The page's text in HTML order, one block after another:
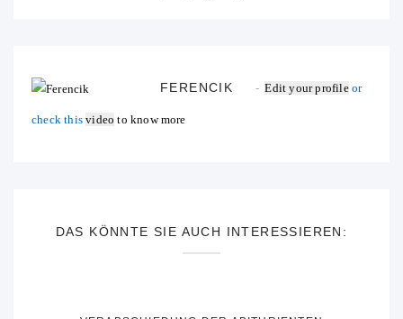
FERENCIK Edit your profileor
check thisvideo to know more
DAS KÖNNTE SIE AUCH INTERESSIEREN: